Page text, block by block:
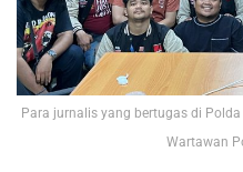
Para jurnalis yang bertugas di
Wartawan